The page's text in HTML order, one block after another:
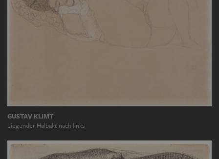
GUSTAV KLIMT
Liegender Halbakt nach links